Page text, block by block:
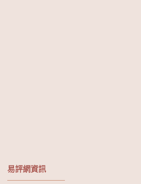
易評網資訊